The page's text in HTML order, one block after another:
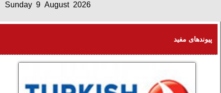
Sunday 9 August 2026
پیوندهای مفید